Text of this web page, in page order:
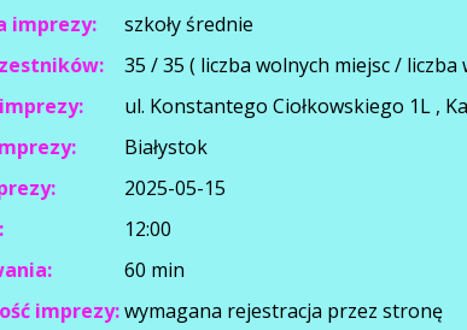
imprezy:
szkoły średnie
35 / 35 ( liczba wolnych miejsc / liczba
ul. Konstantego Ciołkowskiego 1L ,
Białystok
2025-05-15
12:00
60 min
imprezy:wymagana rejestracja przez stronę